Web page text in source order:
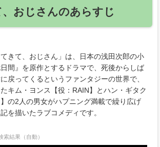
おじさんのあらすじ
きて、おじさん」は、日本の浅田次郎の小
間』を原作とするドラマで、死後からしば
戻ってくるというファンタジーの世界で、
キム・ヨンス【役：RAIN】とハン・ギタク
】の2人の男女がハプニング満載で繰り広げ
を描いたラブコメディです。
索結果（自動）